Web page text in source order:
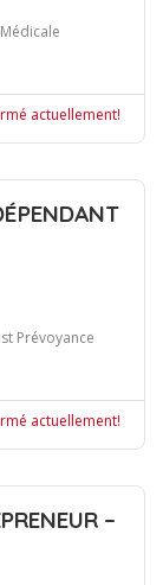
actuellement!
Prévoyance
actuellement!
–